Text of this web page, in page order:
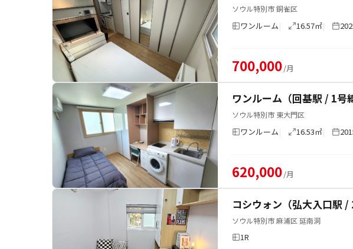
ソウル特別市 銅雀区
ワンルーム 16.57㎡
700,000/月
ワンルーム（回基駅 / 1号
ソウル特別市 東大門区
ワンルーム 16.53㎡
620,000/月
コシウォン（弘大入口駅 /
ソウル特別市 麻浦区 延南洞
1R